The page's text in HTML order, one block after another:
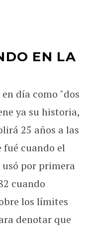
EN LA
día como "dos
ya su historia,
25 años a las
fué cuando el
por primera
cuando
los límites
denotar que